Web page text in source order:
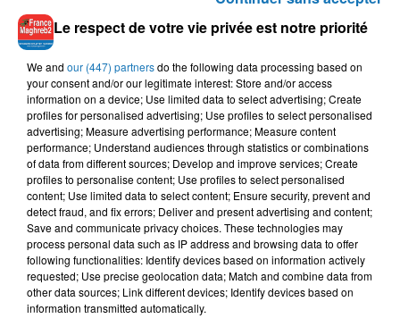
Amour
Couples :L'entente avec celui (ou celle) qui partage votre vie
demeurera excellente. Certes, sous l'effet de Neptune, vos
ébats amoureux seront un brin moins éblouissants que
dernièrement. En revanche, vous renforcerez vos liens de
complicité.
Célibataires :Vous serez cette semaine d'humeur à aimer à
la folie. Malheureusement, vous continuerez à rêver d'une
personne décidément inaccessible, à fantasmer sur un
personnage qui ne vit pas dans le même monde que vous.
Le respect de votre vie privée est notre priorité
We and our (447) partnersdo the following data processing based on
your consent and/or our legitimate interest: Store and/or access
information on a device; Use limited data to select advertising; Create
profiles for personalised advertising; Use profiles to select personalised
advertising; Measure advertising performance; Measure content
performance; Understand audiences through statistics or combinations
of data from different sources; Develop and improve services; Create
profiles to personalise content; Use profiles to select personalised
content; Use limited data to select content; Ensure security, prevent and
detect fraud, and fix errors; Deliver and present advertising and content;
Save and communicate privacy choices. These technologies may
process personal data such as IP address and browsing data to offer
following functionalities: Identify devices based on information actively
requested; Use precise geolocation data; Match and combine data from
other data sources; Link different devices; Identify devices based on
information transmitted automatically.